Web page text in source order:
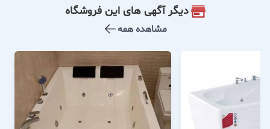
دیگر آگهی های این فروشگاه
مشاهده همه